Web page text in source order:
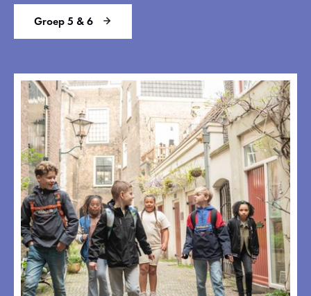
Groep 5 & 6